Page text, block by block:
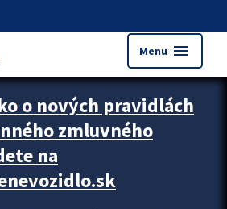
Menu menu
upútavok
o nových pravidlách
zmluvného
na